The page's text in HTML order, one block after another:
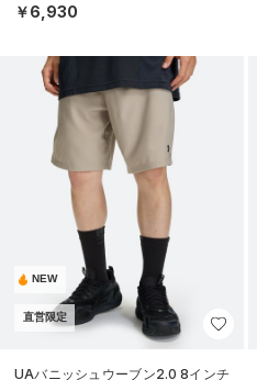
￥6,930
NEW
直営限定
UAバニッシュウーブン2.0 8インチ